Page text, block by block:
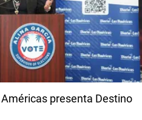
presenta Destino